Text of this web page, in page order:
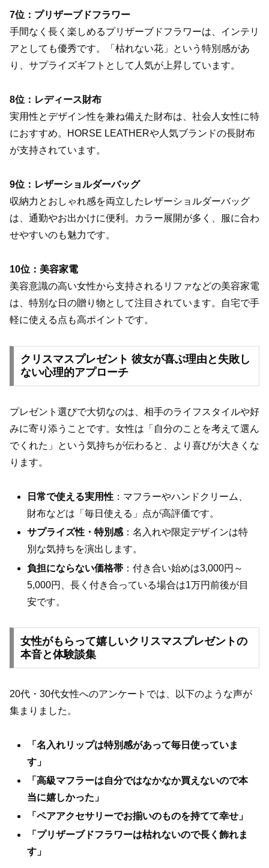
7位：プリザーブドフラワー
手間なく長く楽しめるプリザーブドフラワーは、インテリ
アとしても優秀です。「枯れない花」という特別感があ
り、サプライズギフトとして人気が上昇しています。
8位：レディース財布
実用性とデザイン性を兼ね備えた財布は、社会人女性に特
におすすめ。HORSE LEATHERや人気ブランドの長財布
が支持されています。
9位：レザーショルダーバッグ
収納力とおしゃれ感を両立したレザーショルダーバッグ
は、通勤やお出かけに便利。カラー展開が多く、服に合わ
せやすいのも魅力です。
10位：美容家電
美容意識の高い女性から支持されるリファなどの美容家電
は、特別な日の贈り物として注目されています。自宅で手
軽に使える点も高ポイントです。
クリスマスプレゼント 彼女が喜ぶ理由と失敗し
ない心理的アプローチ
プレゼント選びで大切なのは、相手のライフスタイルや好
みに寄り添うことです。女性は「自分のことを考えて選ん
でくれた」という気持ちが伝わると、より喜びが大きくな
ります。
日常で使える実用性 ：マフラーやハンドクリーム、
財布などは「毎日使える」点が高評価です。
サプライズ性・特別感 ：名入れや限定デザインは特
別な気持ちを演出します。
負担にならない価格帯 ：付き合い始めは3,000円～
5,000円、長く付き合っている場合は1万円前後が目
安です。
女性がもらって嬉しいクリスマスプレゼントの
本音と体験談集
20代・30代女性へのアンケートでは、以下のような声が
集まりました。
「名入れリップは特別感があって毎日使っていま
す」
「高級マフラーは自分ではなかなか買えないので本
当に嬉しかった」
「ペアアクセサリーでお揃いのものを持てて幸せ」
「プリザーブドフラワーは枯れないので長く飾れま
す」